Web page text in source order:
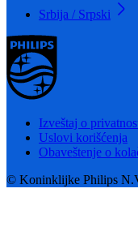
Srbija / Srpski
Izveštaj o
Uslovi korišćenja
Obaveštenje o
© Koninklijke Philips